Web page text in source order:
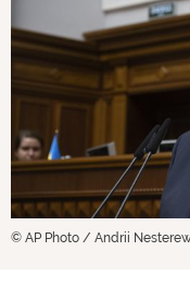
© AP Photo / Andrii